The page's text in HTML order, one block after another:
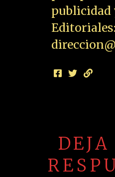
publicidad
Editoriales: